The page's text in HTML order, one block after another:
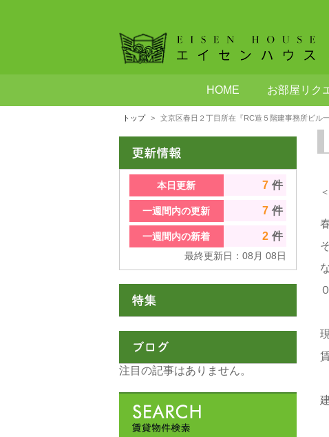
HOME お部屋リク
トップ 文京区春日２丁目所在『RC造５階建事務所ビル
本日更新 7 件
一週間内の更新 7 件
一週間内の新着 2 件
最終更新日： 08 月 08日
注目の記事はありません。